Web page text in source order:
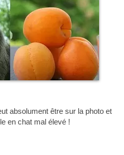
absolument être sur la photo et
en chat mal élevé !